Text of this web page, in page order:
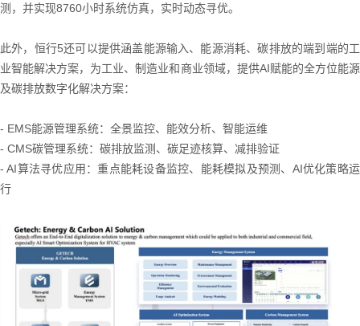
测，并实现8760小时系统仿真，实时动态寻优。
此外，恒行5还可以提供涵盖能源输入、能源消耗、碳排放的端到端的工
业智能解决方案，为工业、制造业和商业领域，提供AI赋能的全方位能源
及碳排放数字化解决方案：
- EMS能源管理系统：全景监控、能效分析、智能运维
- CMS碳管理系统：碳排放监测、碳足迹核算、减排验证
- AI算法寻优应用：重点能耗设备监控、能耗模拟及预测、AI优化策略运
行